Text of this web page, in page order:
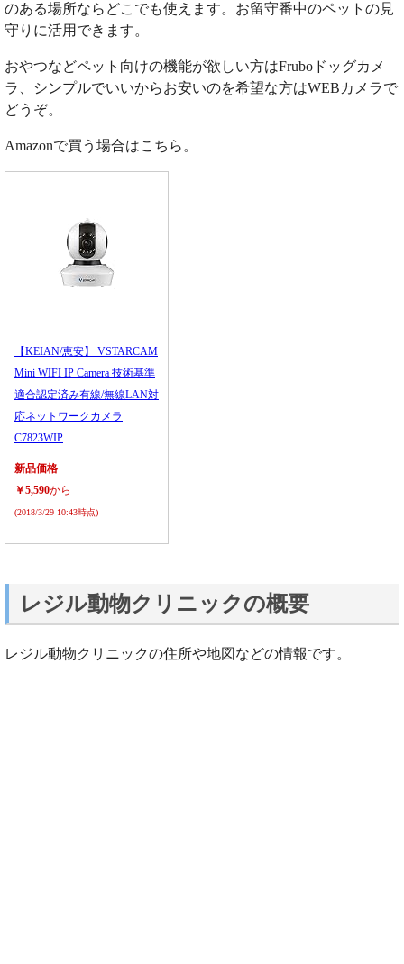
のある場所ならどこでも使えます。お留守番中のペットの見
守りに活用できます。
おやつなどペット向けの機能が欲しい方はFruboドッグカメ
ラ、シンプルでいいからお安いのを希望な方はWEBカメラで
どうぞ。
Amazonで買う場合はこちら。
【KEIAN/恵安】 VSTARCAM
Mini WIFI IP Camera 技術基準
適合認定済み有線/無線LAN対
応ネットワークカメラ
C7823WIP
新品価格
￥5,590から
(2018/3/29 10:43時点)
レジル動物クリニックの概要
レジル動物クリニックの住所や地図などの情報です。